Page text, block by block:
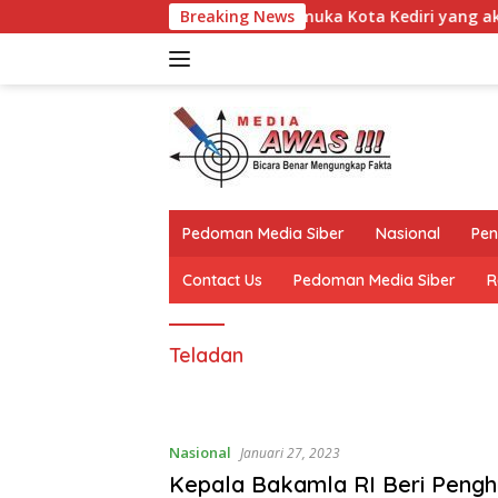
ke
Breaking News
Gerakan Pramuka Kota Kediri yang akan mengikuti
Pedoman Media Siber Nasional
Contact Us Pedoman Media Siber
Teladan
Nasional Januari 27, 2023
Kepala Bakamla RI Beri